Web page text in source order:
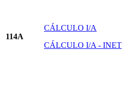
114A
CÁLCULO I/A
CÁLCULO I/A - INET